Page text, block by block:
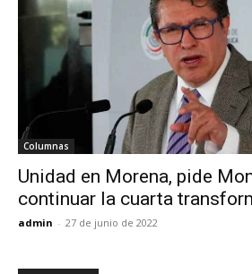
Columnas
Unidad en Morena, pide
continuar la cuarta
admin - 27 de junio de 2022